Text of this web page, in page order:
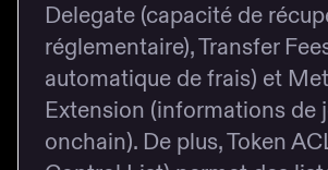
Delegate (capacité de
réglementaire), Transfer
automatique de frais) et
Extension (informations de
onchain). De plus, Token